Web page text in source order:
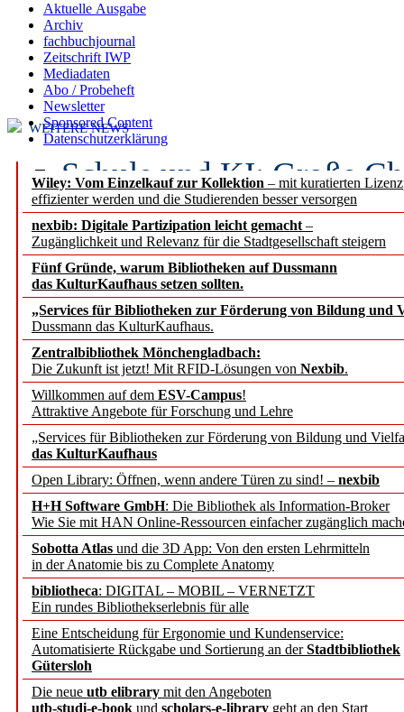
Aktuelle Ausgabe
Archiv
fachbuchjournal
Zeitschrift IWP
Mediadaten
Abo / Probeheft
Newsletter
Sponsored Content
Datenschutzerklärung
Wiley: Vom Einzelkauf zur Kollektion – mit kuratierten
effizienter werden und die Studierenden besser versorgen
nexbib: Digitale Partizipation leicht gemacht –
Zugänglichkeit und Relevanz für die Stadtgesellschaft steigern
Fünf Gründe, warum Bibliotheken auf Dussmann
das KulturKaufhaus setzen sollten.
„Services für Bibliotheken zur Förderung von Bildung und
Dussmann das KulturKaufhaus.
Zentralbibliothek Mönchengladbach:
Die Zukunft ist jetzt! Mit RFID-Lösungen von Nexbib.
Willkommen auf dem ESV-Campus!
Attraktive Angebote für Forschung und Lehre
„Services für Bibliotheken zur Förderung von Bildung und
das KulturKaufhaus
Open Library: Öffnen, wenn andere Türen zu sind! – nexbib
H+H Software GmbH: Die Bibliothek als Information-Broker
Wie Sie mit HAN Online-Ressourcen einfacher zugänglich
Sobotta Atlas und die 3D App: Von den ersten Lehrmitteln
in der Anatomie bis zu Complete Anatomy
bibliotheca: DIGITAL – MOBIL – VERNETZT
Ein rundes Bibliothekserlebnis für alle
Eine Entscheidung für Ergonomie und Kundenservice:
Automatisierte Rückgabe und Sortierung an derStadtbibliothek
Gütersloh
Die neue utb elibrary mit den Angeboten
utb-studi-e-book und scholars-e-library geht an den Start
WEITERE NEWS
Schule und KI: Große
Voraussetzungen
Erfolgreiches erstes
Segment Research –
angepasst
konstruktiv!
Mohr Siebeck
und die Zeitschrift für
Francke Attempto
EBSCO Information
Recherchefunktionen in
Sorbisches Institut neu
Geschichte und